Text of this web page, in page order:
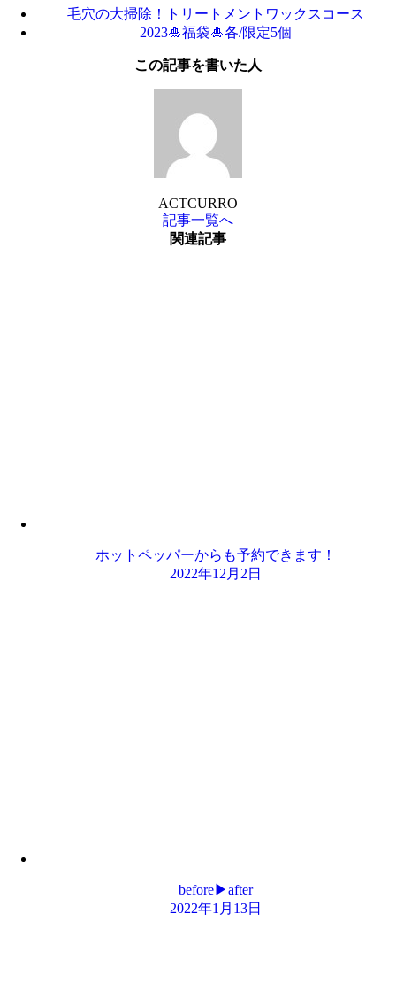
毛穴の大掃除！トリートメントワックスコース
2023🎍福袋🎍各/限定5個
この記事を書いた人
ACTCURRO
記事一覧へ
関連記事
ホットペッパーからも予約できます！
2022年12月2日
before▶︎after
2022年1月13日